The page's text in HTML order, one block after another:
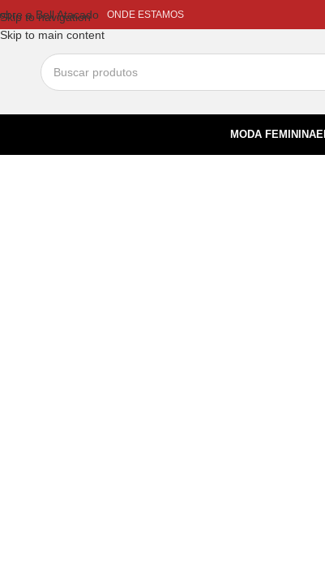
Skip to navigation
Skip to main content
a Bell Atacado ONDE ESTAMOS
MODA FEMININA